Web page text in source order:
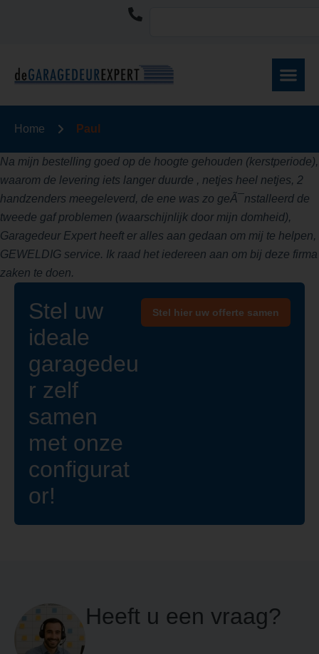
Home Paul
Na mijn bestelling goed op de hoogte gehouden (kerstperiode),
waarom de levering iets langer duurde , netjes heel netjes, 2
handzenders meegeleverd, de ene was zo geÃ¯nstalleerd de
tweede gaf problemen (waarschijnlijk door mijn domheid),
Garagedeur Expert heeft er alles aan gedaan om mij te helpen,
GEWELDIG service. Ik raad het iedereen aan om bij deze firma
zaken te doen.
Stel uw
ideale
garagedeu
r zelf
samen
met onze
configurat
or!
Stel hier uw offerte samen
Heeft u een vraag?